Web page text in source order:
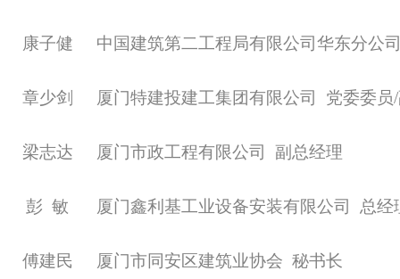
康子健 中国建筑第二工程局有限公司华东分公
章少剑 厦门特建投建工集团有限公司 党委委员
梁志达 厦门市政工程有限公司 副总经理
彭 敏 厦门鑫利基工业设备安装有限公司 总经
傅建民 厦门市同安区建筑业协会 秘书长